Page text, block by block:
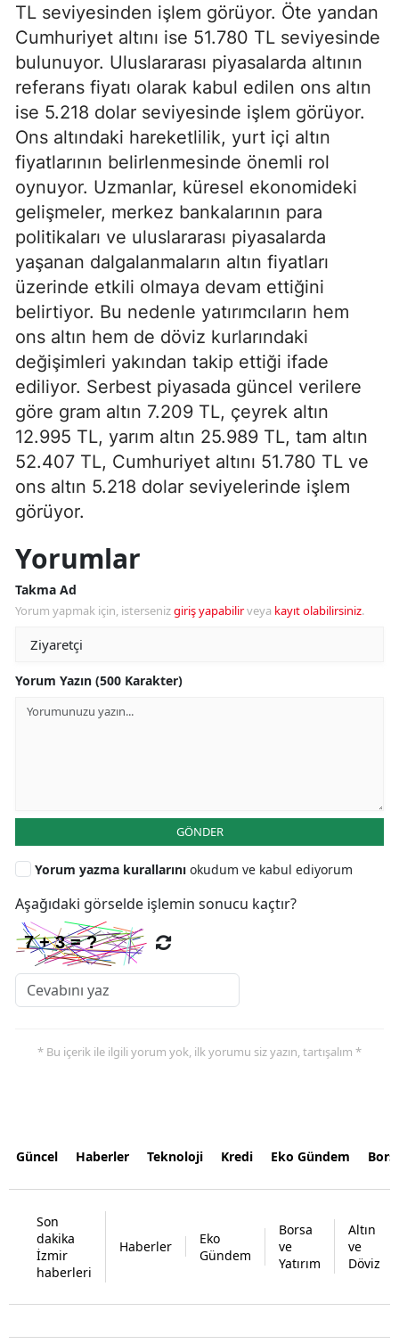
TL seviyesinden işlem görüyor. Öte yandan
Cumhuriyet altını ise 51.780 TL seviyesinde
bulunuyor. Uluslararası piyasalarda altının
referans fiyatı olarak kabul edilen ons altın
ise 5.218 dolar seviyesinde işlem görüyor.
Ons altındaki hareketlilik, yurt içi altın
fiyatlarının belirlenmesinde önemli rol
oynuyor. Uzmanlar, küresel ekonomideki
gelişmeler, merkez bankalarının para
politikaları ve uluslararası piyasalarda
yaşanan dalgalanmaların altın fiyatları
üzerinde etkili olmaya devam ettiğini
belirtiyor. Bu nedenle yatırımcıların hem
ons altın hem de döviz kurlarındaki
değişimleri yakından takip ettiği ifade
ediliyor. Serbest piyasada güncel verilere
göre gram altın 7.209 TL, çeyrek altın
12.995 TL, yarım altın 25.989 TL, tam altın
52.407 TL, Cumhuriyet altını 51.780 TL ve
ons altın 5.218 dolar seviyelerinde işlem
görüyor.
Yorumlar
Takma Ad
Yorum yapmak için, istersenizgiriş yapabilirveya kayıt olabilirsiniz.
Yorum Yazın (500 Karakter)
GÖNDER
Yorum yazma kurallarını okudum ve kabul ediyorum
Aşağıdaki görselde işlemin sonucu kaçtır?
* Bu içerik ile ilgili yorum yok, ilk yorumu siz yazın, tartışalım *
Güncel Haberler Teknoloji Kredi Eko Gündem
Son
dakika
İzmir
haberleri
Haberler
Eko
Gündem
Borsa
ve
Yatırım
Altın
ve
Döviz